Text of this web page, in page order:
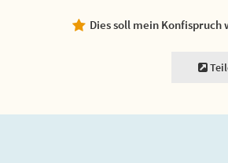
Dies soll mein Konfispruch